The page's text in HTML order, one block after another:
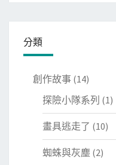
分類
創作故事 (14)
探險小隊系列 (1)
畫具逃走了 (10)
蜘蛛與灰塵 (2)